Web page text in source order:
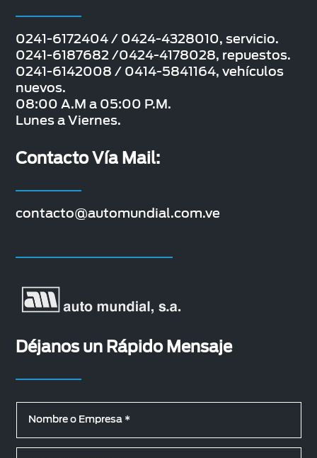
0241-6172404 / 0424-4328010, servicio.
0241-6187682 /0424-4178028, repuestos.
0241-6142008 / 0414-5841164, vehículos
nuevos.
08:00 A.M a 05:00 P.M.
Lunes a Viernes.
Contacto Vía Mail:
contacto@automundial.com.ve
Déjanos un Rápido Mensaje